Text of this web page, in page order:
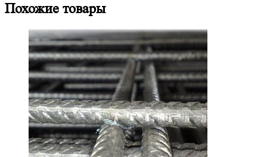
Похожие товары